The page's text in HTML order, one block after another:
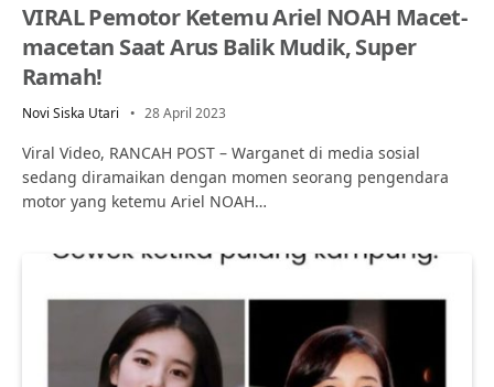
VIRAL Pemotor Ketemu Ariel NOAH Macet-
macetan Saat Arus Balik Mudik, Super
Ramah!
Novi Siska Utari 28 April 2023
Viral Video, RANCAH POST – Warganet di media sosial
sedang diramaikan dengan momen seorang pengendara
motor yang ketemu Ariel NOAH…